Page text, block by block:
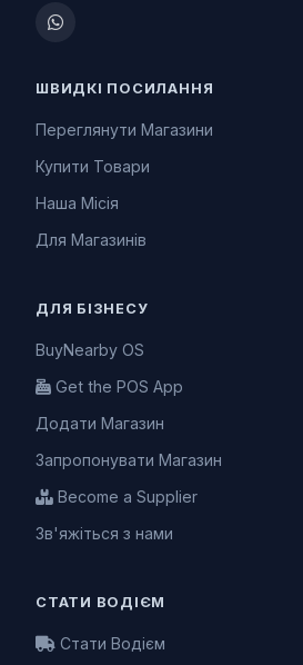
ШВИДКІ ПОСИЛАННЯ
Переглянути Магазини
Купити Товари
Наша Місія
Для Магазинів
ДЛЯ БІЗНЕСУ
BuyNearby OS
Get the POS App
Додати Магазин
Запропонувати Магазин
Become a Supplier
Зв'яжіться з нами
СТАТИ ВОДІЄМ
Стати Водієм